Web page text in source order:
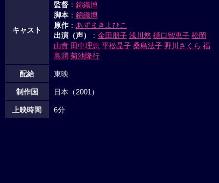
キャスト
監督： 錦織博
脚本： 錦織博
原作： あずまきよひこ
出演（声）
： 金田朋子 浅川悠 樋口智恵子 松岡
由貴 田中理恵 平松晶子 桑島法子 野川さくら 福
島潤 菊池隆行
配給 東映
制作国 日本（2001）
上映時間 6分